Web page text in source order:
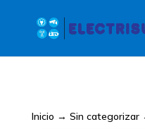
Inicio → Sin categorizar